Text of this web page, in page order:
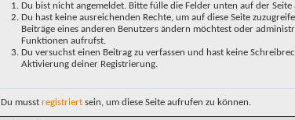
Du bist nicht angemeldet. Bitte fülle die Felder unten auf der
Du hast keine ausreichenden Rechte, um auf diese Seite
Beiträge eines anderen Benutzers ändern möchtest oder
Funktionen aufrufst.
Du versuchst einen Beitrag zu verfassen und hast keine
Aktivierung deiner Registrierung.
Du musst registriert sein, um diese Seite aufrufen zu können.